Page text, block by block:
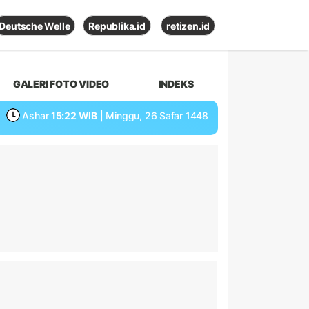
Deutsche Welle Republika.id retizen.id
GALERI FOTO VIDEO INDEKS
Ashar 15:22 WIB | Minggu, 26 Safar 1448